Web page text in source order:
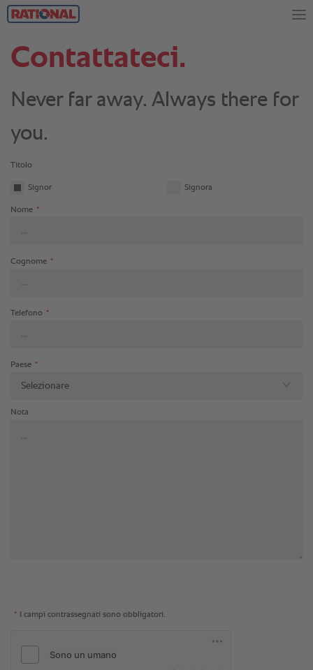
Contattateci.
Never far away. Always there for
you.
Titolo
Signor Signora
Nome *
Cognome *
Telefono *
Paese *
Selezionare
Nota
* I campi contrassegnati sono obbligatori.